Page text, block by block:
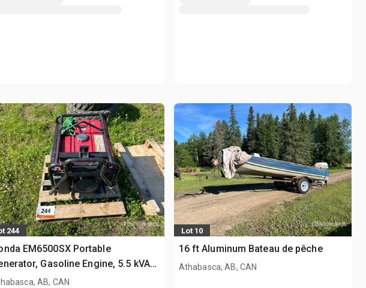
244
EM6500SX Portable
Gasoline Engine, 5.5 kVA
Output, 120/240V, Single
AB, CAN
Lot 10
16 ft Aluminum Bateau de pêche
Athabasca, AB, CAN